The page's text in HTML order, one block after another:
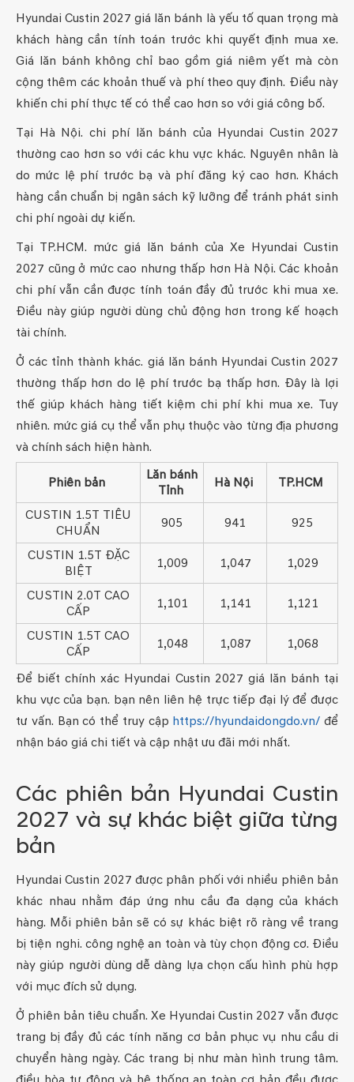
Hyundai Custin 2027 giá lăn bánh là yếu tố quan trọng mà
khách hàng cần tính toán trước khi quyết định mua xe.
Giá lăn bánh không chỉ bao gồm giá niêm yết mà còn
cộng thêm các khoản thuế và phí theo quy định. Điều này
khiến chi phí thực tế có thể cao hơn so với giá công bố.
Tại Hà Nội. chi phí lăn bánh của Hyundai Custin 2027
thường cao hơn so với các khu vực khác. Nguyên nhân là
do mức lệ phí trước bạ và phí đăng ký cao hơn. Khách
hàng cần chuẩn bị ngân sách kỹ lưỡng để tránh phát sinh
chi phí ngoài dự kiến.
Tại TP.HCM. mức giá lăn bánh của Xe Hyundai Custin
2027 cũng ở mức cao nhưng thấp hơn Hà Nội. Các khoản
chi phí vẫn cần được tính toán đầy đủ trước khi mua xe.
Điều này giúp người dùng chủ động hơn trong kế hoạch
tài chính.
Ở các tỉnh thành khác. giá lăn bánh Hyundai Custin 2027
thường thấp hơn do lệ phí trước bạ thấp hơn. Đây là lợi
thế giúp khách hàng tiết kiệm chi phí khi mua xe. Tuy
nhiên. mức giá cụ thể vẫn phụ thuộc vào từng địa phương
và chính sách hiện hành.
Phiên bản
Lăn bánh
Tỉnh
Hà Nội TP.HCM
CUSTIN 1.5T TIÊU
CHUẨN
905 941 925
CUSTIN 1.5T ĐẶC
BIỆT
1,009 1,047 1,029
CUSTIN 2.0T CAO
CẤP
1,101 1,141 1,121
CUSTIN 1.5T CAO
CẤP
1,048 1,087 1,068
Để biết chính xác Hyundai Custin 2027 giá lăn bánh tại
khu vực của bạn. bạn nên liên hệ trực tiếp đại lý để được
tư vấn. Bạn có thể truy cập https://hyundaidongdo.vn/ để
nhận báo giá chi tiết và cập nhật ưu đãi mới nhất.
Các phiên bản Hyundai Custin
2027 và sự khác biệt giữa từng
bản
Hyundai Custin 2027 được phân phối với nhiều phiên bản
khác nhau nhằm đáp ứng nhu cầu đa dạng của khách
hàng. Mỗi phiên bản sẽ có sự khác biệt rõ ràng về trang
bị tiện nghi. công nghệ an toàn và tùy chọn động cơ. Điều
này giúp người dùng dễ dàng lựa chọn cấu hình phù hợp
với mục đích sử dụng.
Ở phiên bản tiêu chuẩn. Xe Hyundai Custin 2027 vẫn được
trang bị đầy đủ các tính năng cơ bản phục vụ nhu cầu di
chuyển hàng ngày. Các trang bị như màn hình trung tâm.